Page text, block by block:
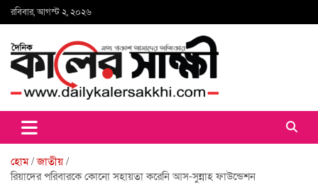
Skip
to
রবিবার, আগস্ট ২, ২০২৬
কালের সাক্ষী
হোম জাতীয়
রিয়াদের পরিবারকে কোনো সহায়তা করেনি আস-সুন্নাহ ফাউন্ডেশন